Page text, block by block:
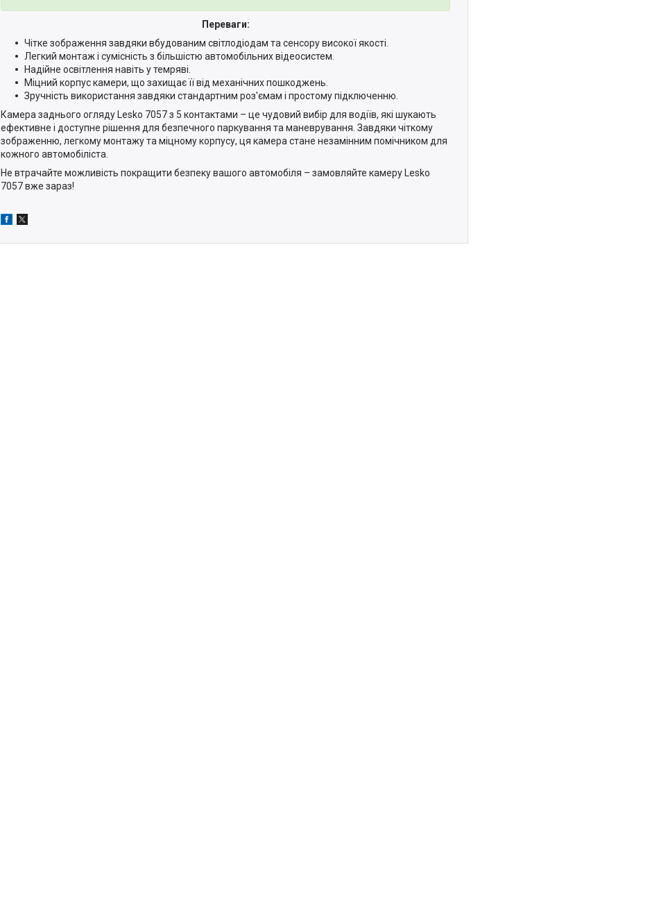
Переваги:
Чітке зображення завдяки вбудованим світлодіодам та сенсору високої якості.
Легкий монтаж і сумісність з більшістю автомобільних відеосистем.
Надійне освітлення навіть у темряві.
Міцний корпус камери, що захищає її від механічних пошкоджень.
Зручність використання завдяки стандартним роз'ємам і простому підключенню.
Камера заднього огляду Lesko 7057 з 5 контактами – це чудовий вибір для водіїв, які шукають
ефективне і доступне рішення для безпечного паркування та маневрування. Завдяки чіткому
зображенню, легкому монтажу та міцному корпусу, ця камера стане незамінним помічником для
кожного автомобіліста.
Не втрачайте можливість покращити безпеку вашого автомобіля – замовляйте камеру Lesko
7057 вже зараз!